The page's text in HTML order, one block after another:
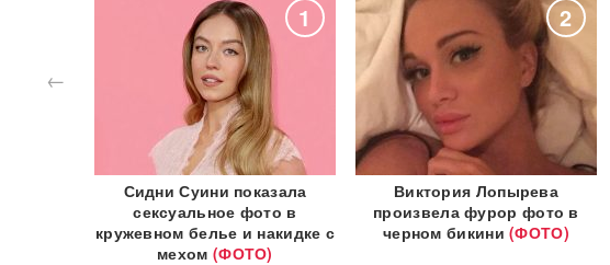
СК возбудил уголовное дело
против журналистки
Катерины Гордеевой*: ее
могут объявить в
международный розыск
След НАТО в атаках по
России: хакеры заявили о
раскрытии источника
координат для ударов ВСУ
1
Сидни Суини показала
сексуальное фото в
кружевном белье и накидке с
мехом (ФОТО)
2
Виктория Лопырева
произвела фурор фото в
черном бикини (ФОТО)
←